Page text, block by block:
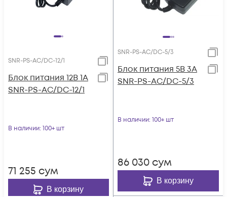
SNR-PS-AC/DC-12/1
Блок питания 12В 1А
SNR-PS-AC/DC-12/1
В наличии: 100+ шт
71 255 сум
В корзину
SNR-PS-AC/DC-5/3
Блок питания 5В 3А
SNR-PS-AC/DC-5/3
В наличии: 100+ шт
86 030 сум
В корзину